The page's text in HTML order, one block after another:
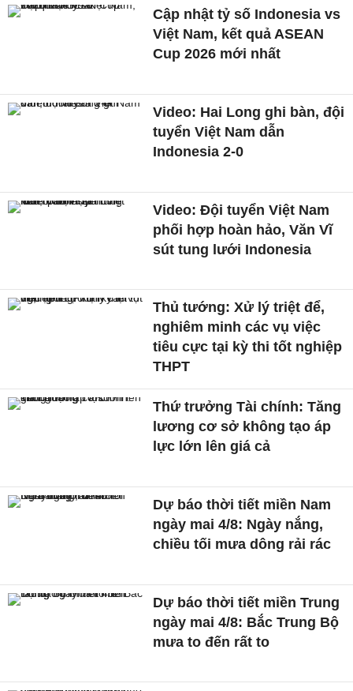
Cập nhật tỷ số Indonesia vs
Việt Nam, kết quả ASEAN
Cup 2026 mới nhất
Video: Hai Long ghi bàn, đội
tuyển Việt Nam dẫn
Indonesia 2-0
Video: Đội tuyển Việt Nam
phối hợp hoàn hảo, Văn Vĩ
sút tung lưới Indonesia
Thủ tướng: Xử lý triệt để,
nghiêm minh các vụ việc
tiêu cực tại kỳ thi tốt nghiệp
THPT
Thứ trưởng Tài chính: Tăng
lương cơ sở không tạo áp
lực lớn lên giá cả
Dự báo thời tiết miền Nam
ngày mai 4/8: Ngày nắng,
chiều tối mưa dông rải rác
Dự báo thời tiết miền Trung
ngày mai 4/8: Bắc Trung Bộ
mưa to đến rất to